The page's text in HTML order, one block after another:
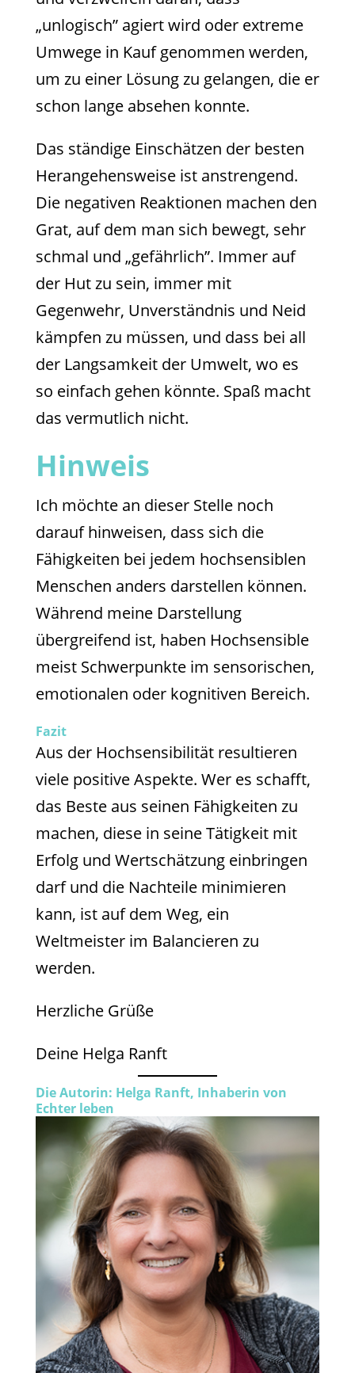
„unlogisch” agiert wird oder extreme
Umwege in Kauf genommen werden,
um zu einer Lösung zu gelangen, die er
schon lange absehen konnte.
Das ständige Einschätzen der besten
Herangehensweise ist anstrengend.
Die negativen Reaktionen machen den
Grat, auf dem man sich bewegt, sehr
schmal und „gefährlich”. Immer auf
der Hut zu sein, immer mit
Gegenwehr, Unverständnis und Neid
kämpfen zu müssen, und dass bei all
der Langsamkeit der Umwelt, wo es
so einfach gehen könnte. Spaß macht
das vermutlich nicht.
Hinweis
Ich möchte an dieser Stelle noch
darauf hinweisen, dass sich die
Fähigkeiten bei jedem hochsensiblen
Menschen anders darstellen können.
Während meine Darstellung
übergreifend ist, haben Hochsensible
meist Schwerpunkte im sensorischen,
emotionalen oder kognitiven Bereich.
Fazit
Aus der Hochsensibilität resultieren
viele positive Aspekte. Wer es schafft,
das Beste aus seinen Fähigkeiten zu
machen, diese in seine Tätigkeit mit
Erfolg und Wertschätzung einbringen
darf und die Nachteile minimieren
kann, ist auf dem Weg, ein
Weltmeister im Balancieren zu
werden.
Herzliche Grüße
Deine Helga Ranft
Die Autorin: Helga Ranft, Inhaberin von
Echter leben